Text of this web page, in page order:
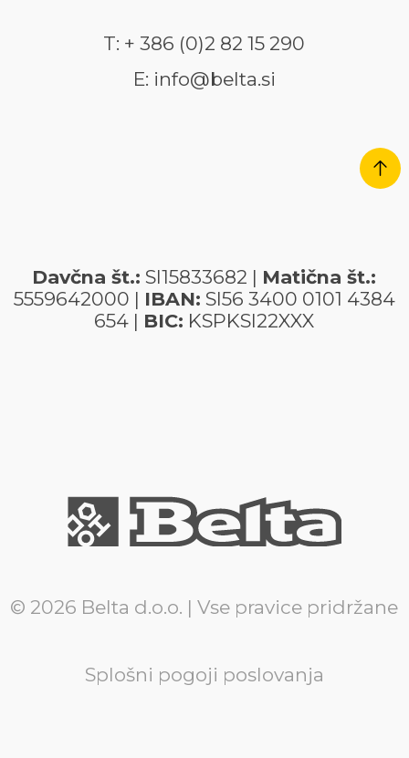
T: + 386 (0)2 82 15 290
E: info@belta.si
Davčna št.: SI15833682 | Matična št.:
5559642000 | IBAN: SI56 3400 0101 4384
654 | BIC: KSPKSI22XXX
© 2026 Belta d.o.o. | Vse pravice pridržane
Splošni pogoji poslovanja